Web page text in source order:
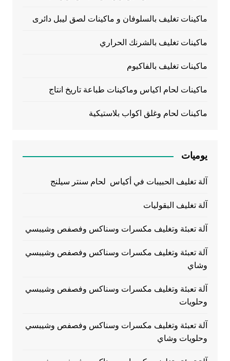
ماكينات تغليف بالسلوفان و ماكينات لصق ليبل دائرى
ماكينات تغليف بالشرنك الحراري
ماكينات تغليف بالفاكيوم
ماكينات لحام اكياس وماكينات طباعة تاريخ انتاج
ماكينات لحام وغلق اكواب بلاستيكية
يوميات
آلة تغليف الحبيبات في أكياس لحام سنتر سيلنج
آلة تغليف البقوليات
آلة تعبئة وتغليف مكسرات وسناكس وفصفص وشيبسي
آلة تعبئة وتغليف مكسرات وسناكس وفصفص وشيبسي
وشاي
آلة تعبئة وتغليف مكسرات وسناكس وفصفص وشيبسي
وحلويات
آلة تعبئة وتغليف مكسرات وسناكس وفصفص وشيبسي
وحلويات وشاي